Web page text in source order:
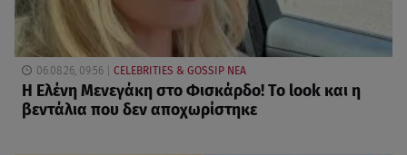
06.08.26, 09:56 CELEBRITIES & GOSSIP ΝΕΑ
Η Ελένη Μενεγάκη στο Φισκάρδο! Το look και η
βεντάλια που δεν αποχωρίστηκε